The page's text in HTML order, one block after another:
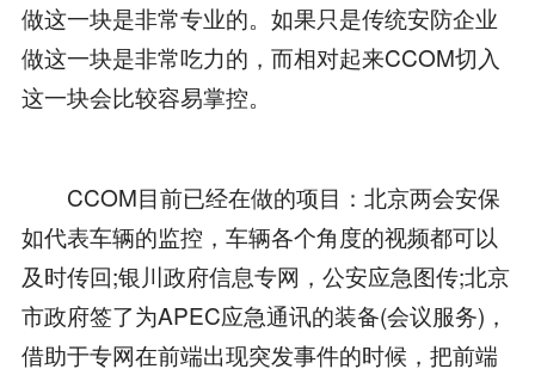
做这一块是非常专业的。如果只是传统安防企业
做这一块是非常吃力的，而相对起来CCOM切入
这一块会比较容易掌控。
CCOM目前已经在做的项目：北京两会安保
如代表车辆的监控，车辆各个角度的视频都可以
及时传回;银川政府信息专网，公安应急图传;北京
市政府签了为APEC应急通讯的装备(会议服务)，
借助于专网在前端出现突发事件的时候，把前端